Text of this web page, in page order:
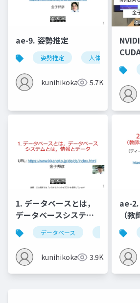
ae-9. 姿勢推定
姿勢推定 人体の姿勢推定
kunihikokaneko5.7K
のイ
4月
1. データベースとは，
データベースシステム
とは，情報とデータ
データベース データベース
kunihikokaneko3.9K
ae-
（
あり